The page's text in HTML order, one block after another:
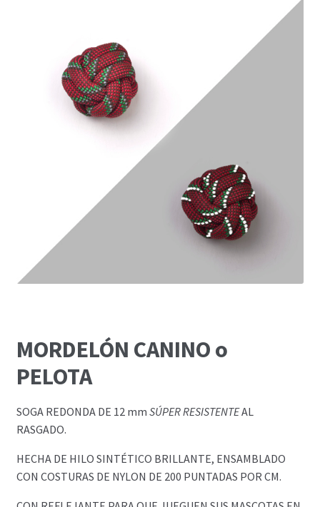
MORDELÓN CANINO o
PELOTA
SOGA REDONDA DE 12 mm SÚPER RESISTENTEAL
RASGADO.
HECHA DE HILO SINTÉTICO BRILLANTE, ENSAMBLADO
CON COSTURAS DE NYLON DE 200 PUNTADAS POR CM.